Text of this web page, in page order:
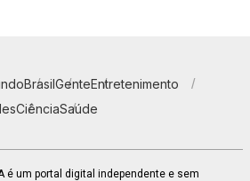
BrasilGenteEntretenimento
CiênciaSaúde
é um portal digital independente e sem